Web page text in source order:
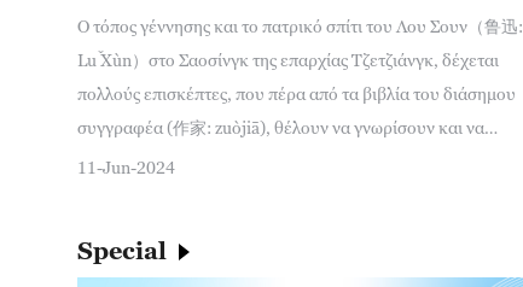
Ο τόπος γέννησης και το πατρικό σπίτι του Λου Σουν（鲁迅:
Lǔ Xùn）στο Σαοσίνγκ της επαρχίας Τζετζιάνγκ, δέχεται
πολλούς επισκέπτες, που πέρα από τα βιβλία του διάσημου
συγγραφέα (作家: zuòjiā), θέλουν να γνωρίσουν και να
εμβαθύνουν τις γνώσεις τους για την ανατροφή που έλαβε
11-Jun-2024
Special